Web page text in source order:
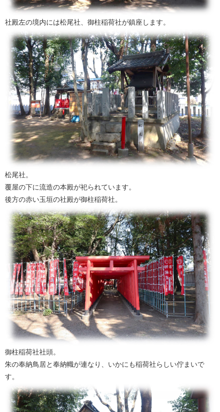
社殿左の境内には松尾社、御柱稲荷社が鎮座します。
松尾社。
覆屋の下に流造の本殿が祀られています。
後方の赤い玉垣の社殿が御柱稲荷社。
御柱稲荷社社頭。
朱の奉納鳥居と奉納幟が連なり、いかにも稲荷社らしい佇まいで
す。